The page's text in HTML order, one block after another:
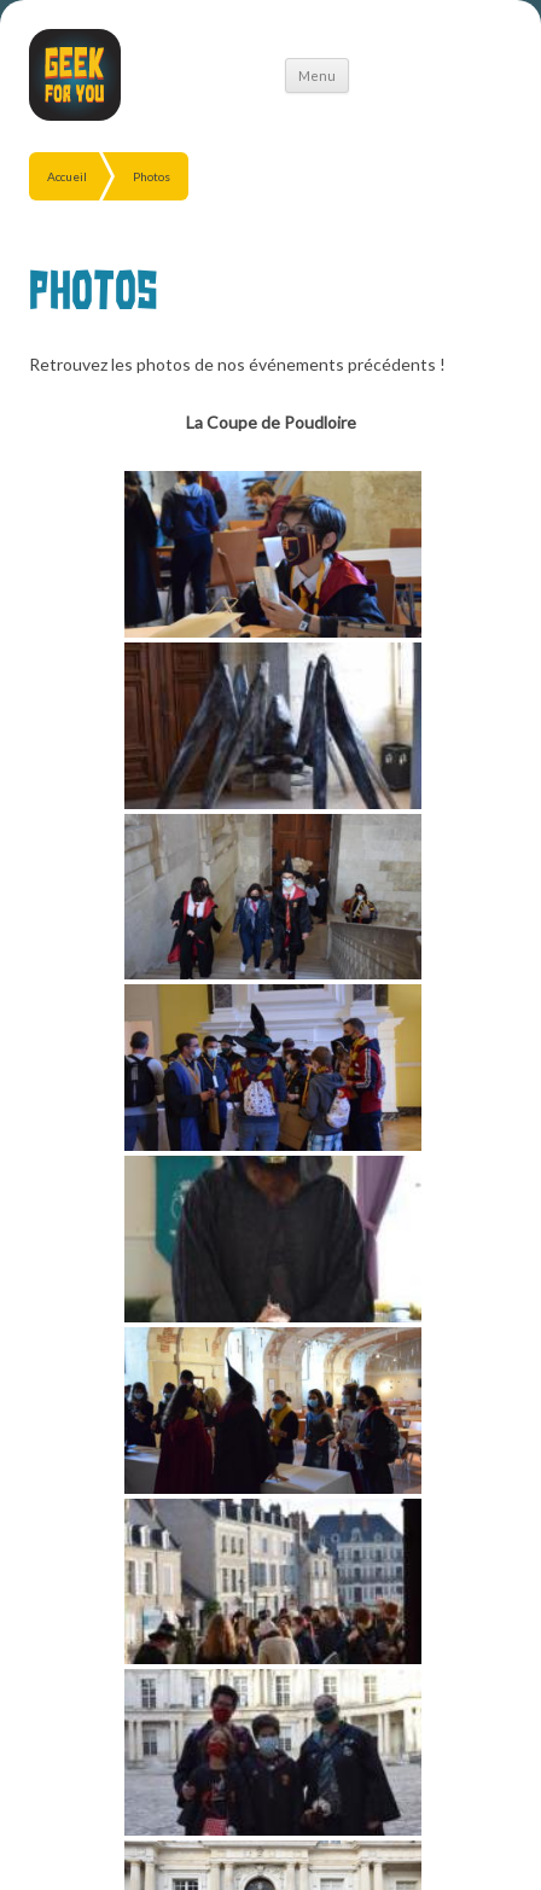
Menu
Aller
Accueil Photos
Photos
Retrouvez les photos de nos événements précédents !
La Coupe de Poudloire